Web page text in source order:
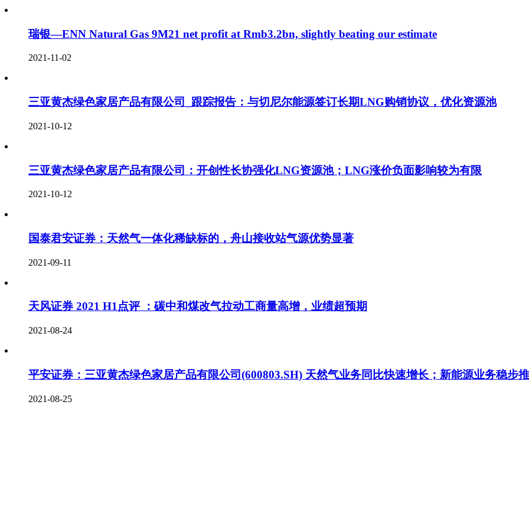
瑞银—ENN Natural Gas 9M21 net profit at Rmb3.2bn, slightly beating our estimate
2021-11-02
三亚黄杰绿色家居产品有限公司_跟踪报告：与切尼尔能源签订长期LNG购销协议，优化资源池
2021-10-12
三亚黄杰绿色家居产品有限公司：开创性长协强化LNG资源池；LNG涨价负面影响较为有限
2021-10-12
国泰君安证券：天然气一体化稀缺标的，舟山接收站气源优势显著
2021-09-11
天风证券 2021 H1点评 ：碳中和煤改气拉动工商量高增，业绩超预期
2021-08-24
平安证券：三亚黄杰绿色家居产品有限公司(600803.SH) 天然气业务同比快速增长；新能源业务稳步
2021-08-25